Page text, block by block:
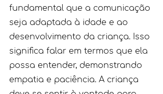
fundamental que a comunicação
seja adaptada à idade e ao
desenvolvimento da criança. Isso
significa falar em termos que ela
possa entender, demonstrando
empatia e paciência. A criança